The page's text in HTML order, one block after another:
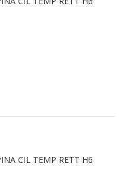
CIL TEMP RETT H6